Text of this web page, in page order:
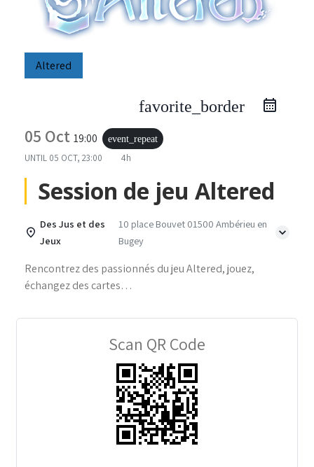
Altered
favorite_border
05 Oct 19:00 event_repeat
UNTIL 05 OCT, 23:00 4h
Session de jeu Altered
Des Jus et des
Jeux
10 place Bouvet 01500 Ambérieu en
Bugey
Rencontrez des passionnés du jeu Altered, jouez,
échangez des cartes…
Scan QR Code